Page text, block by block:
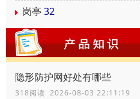
岗亭 32
隐形防护网好处有哪些
318阅读 2026-08-03 22:11:19